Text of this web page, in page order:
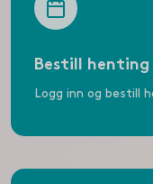
Bestill henting
Logg inn og bestill